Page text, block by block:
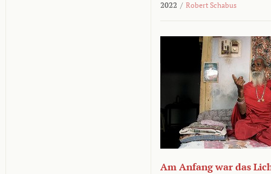
2022 / Robert Schabus
Am Anfang war das